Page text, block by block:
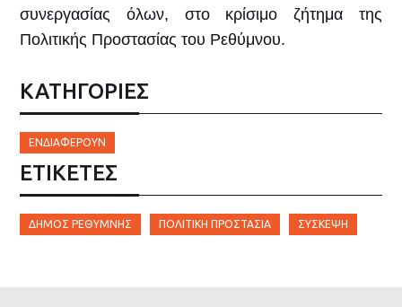
συνεργασίας όλων, στο κρίσιμο ζήτημα της
Πολιτικής Προστασίας του Ρεθύμνου.
ΚΑΤΗΓΟΡΙΕΣ
ΕΝΔΙΑΦΈΡΟΥΝ
ΕΤΙΚΈΤΕΣ
ΔΉΜΟΣ ΡΕΘΎΜΝΗΣ ΠΟΛΙΤΙΚΉ ΠΡΟΣΤΑΣΊΑ ΣΎΣΚΕΨΗ